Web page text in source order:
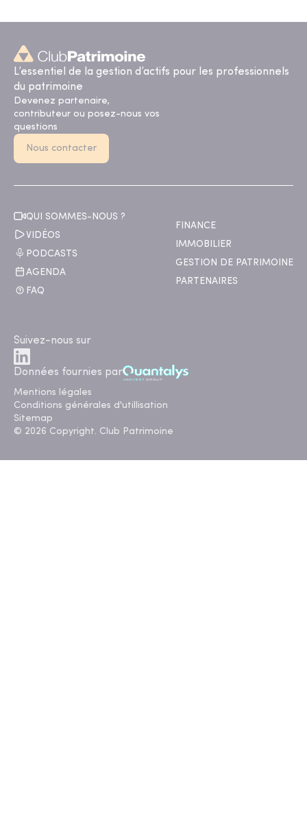
L’essentiel de la gestion d’actifs pour les professionnels
du patrimoine
Devenez partenaire,
contributeur ou posez-nous vos
questions
Nous contacter
QUI SOMMES-NOUS ?
VIDÉOS
PODCASTS
AGENDA
FAQ
FINANCE
IMMOBILIER
GESTION DE PATRIMOINE
PARTENAIRES
Suivez-nous sur
Données fournies par
Mentions légales
Conditions générales d'utillisation
Sitemap
© 2026 Copyright. Club Patrimoine